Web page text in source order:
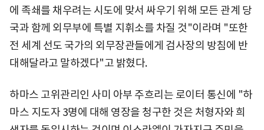
에 족쇄를 채우려는 시도에 맞서 싸우기 위해 모든 관계 당
국과 함께 외무부에 특별 지휘소를 차질 것"이라며 "또한
전 세계 선도 국가의 외무장관들에게 검사장의 방침에 반
대해달라고 말하겠다"고 밝혔다.
하마스 고위관리인 사미 아부 주흐리는 로이터 통신에 "하
마스 지도자 3명에 대해 영장을 청구한 것은 처형자와 희